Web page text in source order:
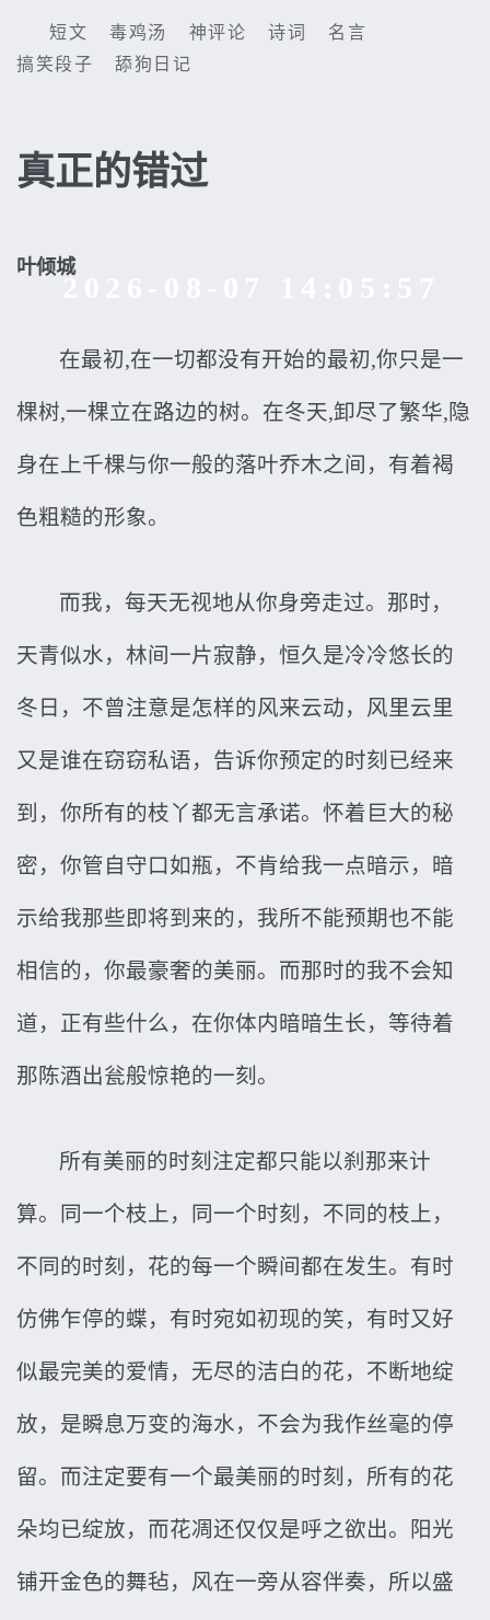
短文 毒鸡汤 神评论 诗词
名言
搞笑段子
舔狗日记
真正的错过
叶倾城
2026-08-07 14:05:58
在最初,在一切都没有开始的最初,你只是一
棵树,一棵立在路边的树。在冬天,卸尽了繁华,隐
身在上千棵与你一般的落叶乔木之间，有着褐
色粗糙的形象。
而我，每天无视地从你身旁走过。那时，
天青似水，林间一片寂静，恒久是冷冷悠长的
冬日，不曾注意是怎样的风来云动，风里云里
又是谁在窃窃私语，告诉你预定的时刻已经来
到，你所有的枝丫都无言承诺。怀着巨大的秘
密，你管自守口如瓶，不肯给我一点暗示，暗
示给我那些即将到来的，我所不能预期也不能
相信的，你最豪奢的美丽。而那时的我不会知
道，正有些什么，在你体内暗暗生长，等待着
那陈酒出瓮般惊艳的一刻。
所有美丽的时刻注定都只能以刹那来计
算。同一个枝上，同一个时刻，不同的枝上，
不同的时刻，花的每一个瞬间都在发生。有时
仿佛乍停的蝶，有时宛如初现的笑，有时又好
似最完美的爱情，无尽的洁白的花，不断地绽
放，是瞬息万变的海水，不会为我作丝毫的停
留。而注定要有一个最美丽的时刻，所有的花
朵均已绽放，而花凋还仅仅是呼之欲出。阳光
铺开金色的舞毡，风在一旁从容伴奏，所以盛